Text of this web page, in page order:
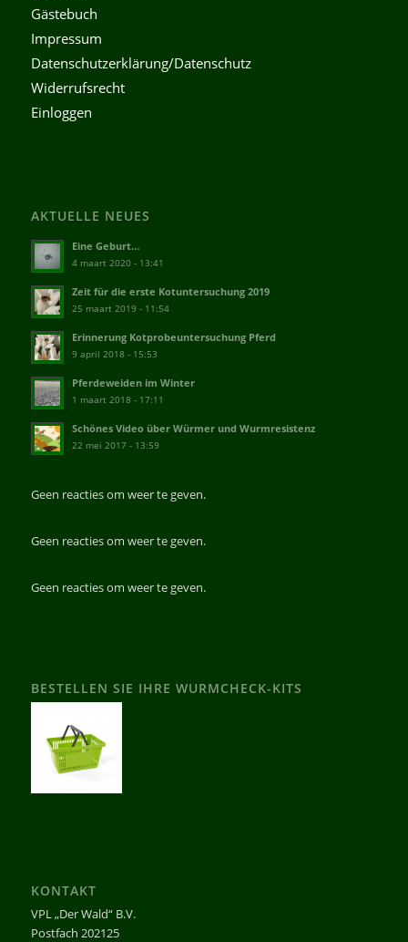
Gästebuch
Impressum
Datenschutzerklärung/Datenschutz
Widerrufsrecht
Einloggen
AKTUELLE NEUES
Eine Geburt…
4 maart 2020 - 13:41
Zeit für die erste Kotuntersuchung 2019
25 maart 2019 - 11:54
Erinnerung Kotprobeuntersuchung Pferd
9 april 2018 - 15:53
Pferdeweiden im Winter
1 maart 2018 - 17:11
Schönes Video über Würmer und Wurmresistenz
22 mei 2017 - 13:59
Geen reacties om weer te geven.
Geen reacties om weer te geven.
Geen reacties om weer te geven.
BESTELLEN SIE IHRE WURMCHECK-KITS
KONTAKT
VPL „Der Wald“ B.V.
Postfach 202125